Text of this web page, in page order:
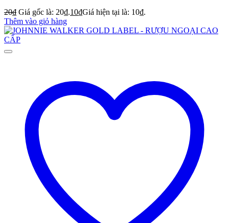
20₫ Giá gốc là: 20₫.10₫Giá hiện tại là: 10₫.
Thêm vào giỏ hàng